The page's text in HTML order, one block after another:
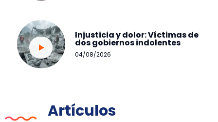
Injusticia y dolor: Víctimas de
dos gobiernos indolentes
04/08/2026
Artículos